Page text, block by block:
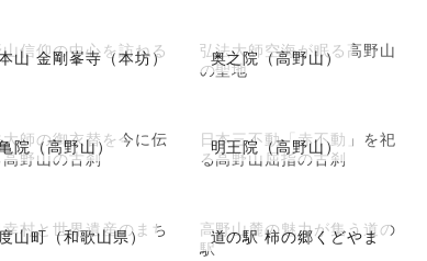
山 金剛峯寺（本坊）
信仰の中心を訪ねる 奥之院（高野山）
弘法大師空海が眠る高野山
の聖地
院（高野山）
師の御衣替を今に伝
高野山の古刹
明王院（高野山）
日本三不動「赤不動」を祀
る高野山屈指の古刹
山町（和歌山県）
村と世界遺産のまち 道の駅 柿の郷くどやま
高野山麓の魅力が集う道の
駅